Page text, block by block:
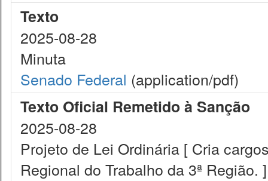
Texto
2025-08-28
Minuta
Senado Federal (application/pdf)
Texto Oficial Remetido à Sanção
2025-08-28
Projeto de Lei Ordinária [ Cria
Regional do Trabalho da 3ª Região. ]